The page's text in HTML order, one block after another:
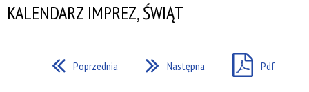
KALENDARZ IMPREZ, ŚWIĄT
Poprzednia Następna Pdf